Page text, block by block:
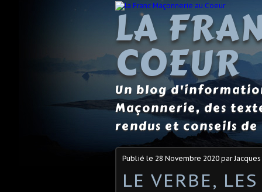
LA
COEUR
Un blog
Maçonnerie, des
rendus et conseils
Publié le 28 Novembre 2020 par
LE VERBE,